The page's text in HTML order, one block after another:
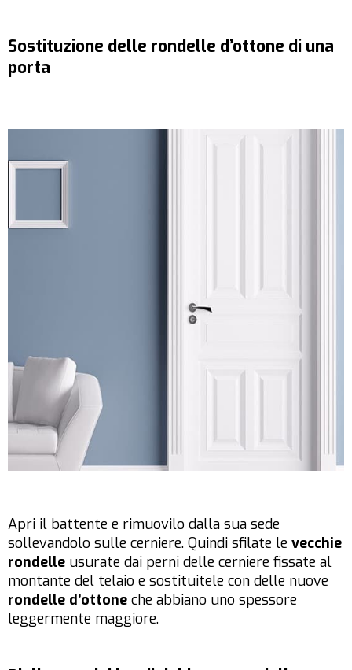
Sostituzione delle rondelle d’ottone di una
porta
Apri il battente e rimuovilo dalla sua sede
sollevandolo sulle cerniere. Quindi sfilate le vecchie
rondelle usurate dai perni delle cerniere fissate al
montante del telaio e sostituitele con delle nuove
rondelle d’ottone che abbiano uno spessore
leggermente maggiore.